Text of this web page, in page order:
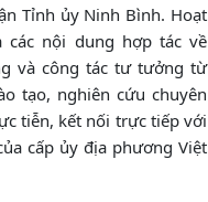
Tỉnh ủy Ninh Bình. Hoạt
các nội dung hợp tác về
và công tác tư tưởng từ
tạo, nghiên cứu chuyên
tiễn, kết nối trực tiếp với
cấp ủy địa phương Việt